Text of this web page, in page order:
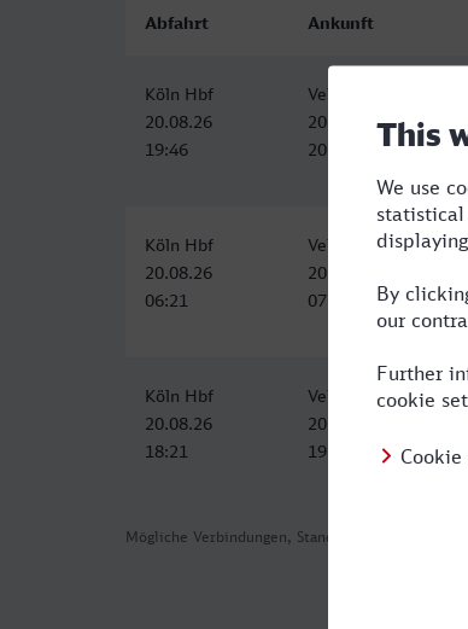
Mögliche Verbindungen, Stand: 2026-08-06 08:46
Abfahrt Ankunft
Köln Hbf
20.08.26
19:46
Velbert-Neviges
20.08.26
20:44
Köln Hbf
20.08.26
06:21
Velbert-Neviges
20.08.26
07:24
Köln Hbf
20.08.26
18:21
Velbert-Neviges
20.08.26
19:24